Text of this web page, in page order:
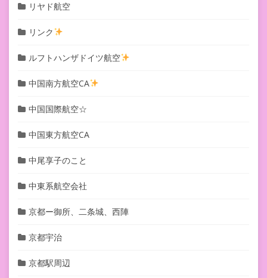
リヤド航空
リンク
ルフトハンザドイツ航空
中国南方航空CA
中国国際航空☆
中国東方航空CA
中尾享子のこと
中東系航空会社
京都ー御所、二条城、西陣
京都宇治
京都駅周辺